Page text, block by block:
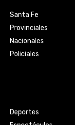
Santa Fe
Provinciales
Nacionales
Policiales
Deportes